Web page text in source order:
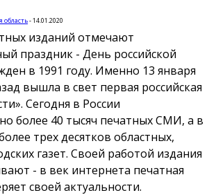
область-14.01.2020
изданий отмечают
праздник - День российской
в 1991 году. Именно 13 января
вышла в свет первая российская
Сегодня в России
более 40 тысяч печатных СМИ, а в
трех десятков областных,
газет. Своей работой издания
- в век интернета печатная
своей актуальности.